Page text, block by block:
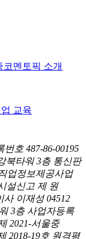
코멘토픽 소개
교육
호 487-86-00195
북타워 3층 통신판
업정보제공사업
설신고 제 원
사 이재성 04512
3층 사업자등록
2021-서울중
2018-19호 원격평